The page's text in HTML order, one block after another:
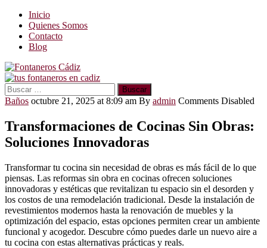
Inicio
Quienes Somos
Contacto
Blog
Buscar:
Baños octubre 21, 2025 at 8:09 am By admin Comments Disabled
Transformaciones de Cocinas Sin Obras:
Soluciones Innovadoras
Transformar tu cocina sin necesidad de obras es más fácil de lo que
piensas. Las reformas sin obra en cocinas ofrecen soluciones
innovadoras y estéticas que revitalizan tu espacio sin el desorden y
los costos de una remodelación tradicional. Desde la instalación de
revestimientos modernos hasta la renovación de muebles y la
optimización del espacio, estas opciones permiten crear un ambiente
funcional y acogedor. Descubre cómo puedes darle un nuevo aire a
tu cocina con estas alternativas prácticas y reals.